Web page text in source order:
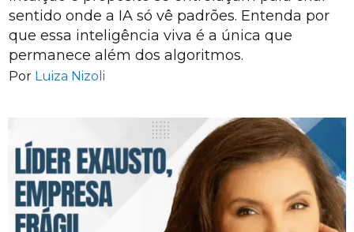
sentido onde a IA só vê padrões. Entenda por
que essa inteligência viva é a única que
permanece além dos algoritmos.
Por Luiza Nizoli